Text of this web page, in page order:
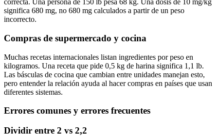
correcta. Una persona de 150 lb pesa 68 kg. Una dosis de 10 mg/kg
significa 680 mg, no 680 mg calculados a partir de un peso
incorrecto.
Compras de supermercado y cocina
Muchas recetas internacionales listan ingredientes por peso en
kilogramos. Una receta que pide 0,5 kg de harina significa 1,1 lb.
Las básculas de cocina que cambian entre unidades manejan esto,
pero entender la relación ayuda al hacer compras en países que usan
diferentes sistemas.
Errores comunes y errores frecuentes
Dividir entre 2 vs 2,2